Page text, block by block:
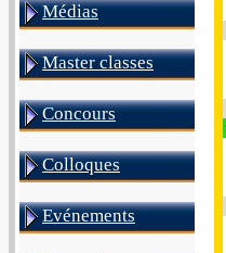
Médias
Master classes
Concours
Colloques
Evénements